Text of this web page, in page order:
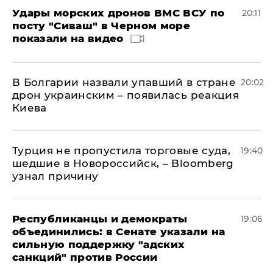
Удары морских дронов ВМС ВСУ по
посту "Сиваш" в Черном море
показали на видео
20:11
В Болгарии назвали упавший в стране
дрон украинским – появилась реакция
Киева
20:02
Турция не пропустила торговые суда,
шедшие в Новороссийск, – Bloomberg
узнал причину
19:40
Республиканцы и демократы
объединились: в Сенате указали на
сильную поддержку "адских
санкций" против России
19:06